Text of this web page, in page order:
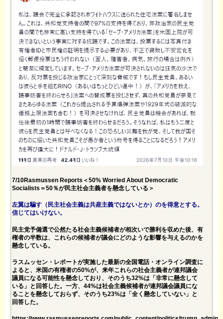
7/10Rasmussen Reports＜50% Worried About Democratic
Socialists＝50％が民主社会主義者を懸念している＞
左翼は騙す（民主社会主義は共産主義ではないとか）のを得意とする。
信じてはいけない。
民主党予備選で公然たる社会主義候補者が相次いで勝利を収めた後、有
権者の半数は、これらの候補者が議会にどのような影響を与えるのかを
懸念している。
ラスムッセン・レポートが実施した最新の全国電話・オンライン調査に
よると、米国の有権者の50%が、来年これらの社会主義者が連邦議会
議員になる可能性を懸念しており、そのうち32%は「非常に懸念して
いる」と回答した。一方、44%は社会主義候補者が連邦議会議員にな
ることを懸念しておらず、そのうち23%は「全く懸念していない」と
回答した。